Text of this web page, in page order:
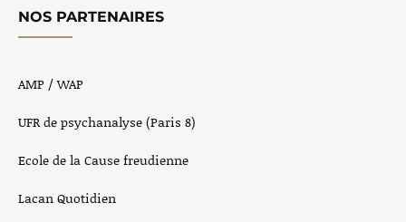
NOS PARTENAIRES
AMP / WAP
UFR de psychanalyse (Paris 8)
Ecole de la Cause freudienne
Lacan Quotidien